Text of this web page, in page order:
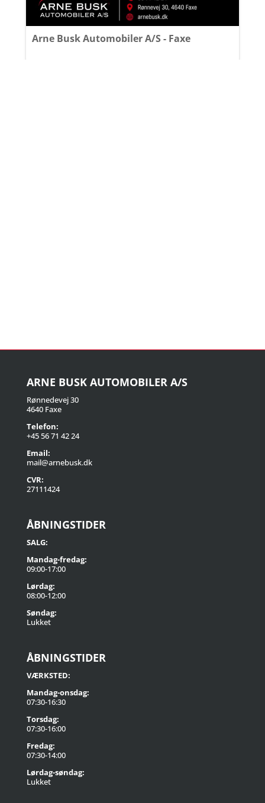
ARNE BUSK AUTOMOBILER A/S
Rønnedevej 30
4640 Faxe
Telefon:
+45 56 71 42 24
Email:
mail@arnebusk.dk
CVR:
27111424
ÅBNINGSTIDER
SALG:
Mandag-fredag:
09:00-17:00
Lørdag:
08:00-12:00
Søndag:
Lukket
ÅBNINGSTIDER
VÆRKSTED:
Mandag-onsdag:
07:30-16:30
Torsdag:
07:30-16:00
Fredag:
07:30-14:00
Lørdag-søndag:
Lukket